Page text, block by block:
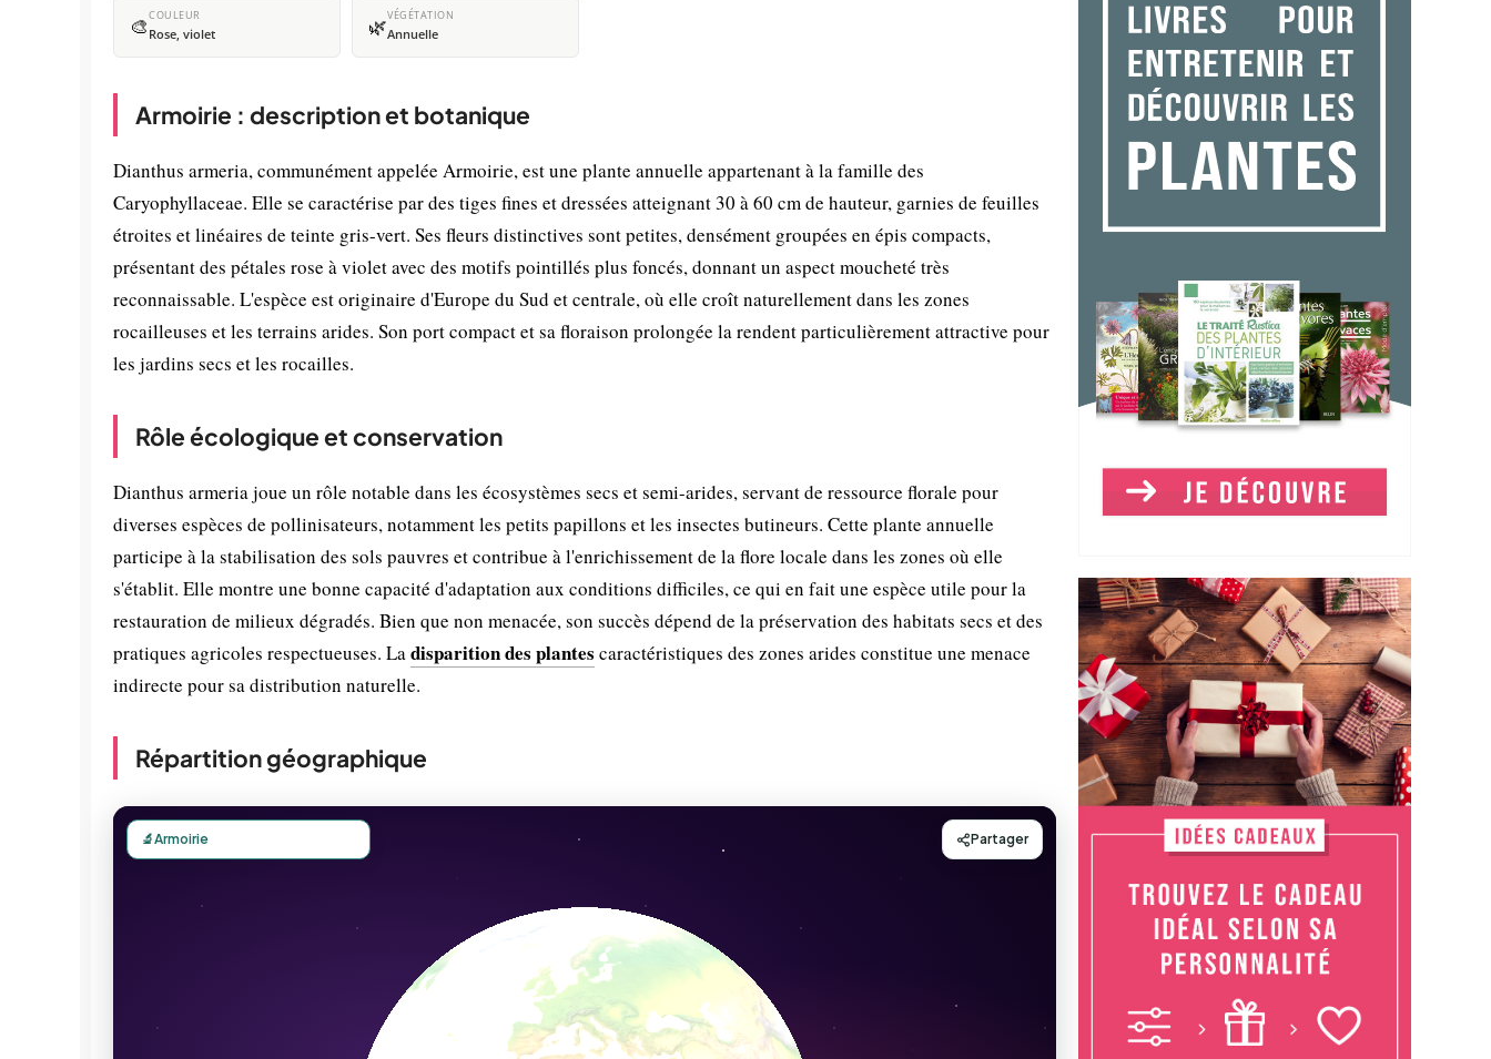
🎨COULEUR
Rose, violet 🌿VÉGÉTATION
Annuelle
Armoirie : description et botanique
Dianthus armeria, communément appelée Armoirie, est une plante annuelle appartenant à la famille des
Caryophyllaceae. Elle se caractérise par des tiges fines et dressées atteignant 30 à 60 cm de hauteur, garnies de feuilles
étroites et linéaires de teinte gris-vert. Ses fleurs distinctives sont petites, densément groupées en épis compacts,
présentant des pétales rose à violet avec des motifs pointillés plus foncés, donnant un aspect moucheté très
reconnaissable. L'espèce est originaire d'Europe du Sud et centrale, où elle croît naturellement dans les zones
rocailleuses et les terrains arides. Son port compact et sa floraison prolongée la rendent particulièrement attractive pour
les jardins secs et les rocailles.
Rôle écologique et conservation
Dianthus armeria joue un rôle notable dans les écosystèmes secs et semi-arides, servant de ressource florale pour
diverses espèces de pollinisateurs, notamment les petits papillons et les insectes butineurs. Cette plante annuelle
participe à la stabilisation des sols pauvres et contribue à l'enrichissement de la flore locale dans les zones où elle
s'établit. Elle montre une bonne capacité d'adaptation aux conditions difficiles, ce qui en fait une espèce utile pour la
restauration de milieux dégradés. Bien que non menacée, son succès dépend de la préservation des habitats secs et des
pratiques agricoles respectueuses. Ladisparition des plantes caractéristiques des zones arides constitue une menace
indirecte pour sa distribution naturelle.
Répartition géographique